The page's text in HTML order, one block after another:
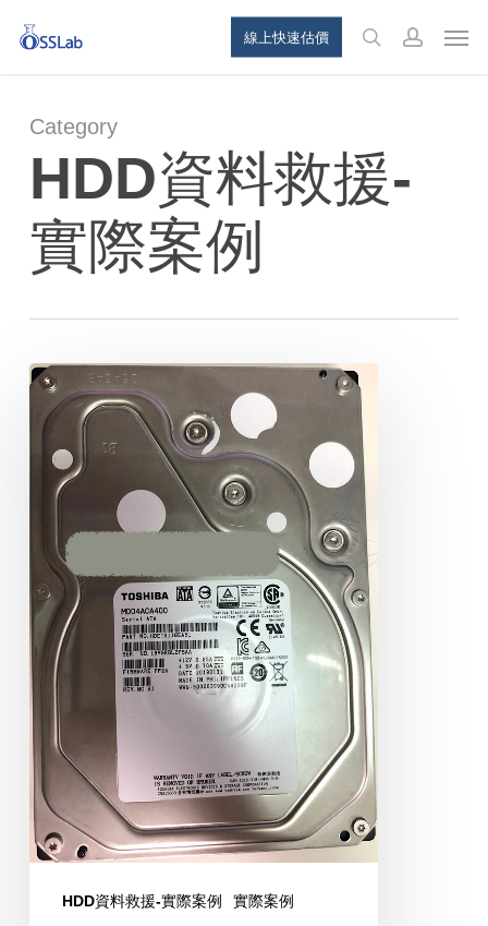
線上快速估價
searchaccount
Category
HDD資料救援-
實際案例
Toshiba
MD04ACA400
HDD資料救援-實際案例 實際案例